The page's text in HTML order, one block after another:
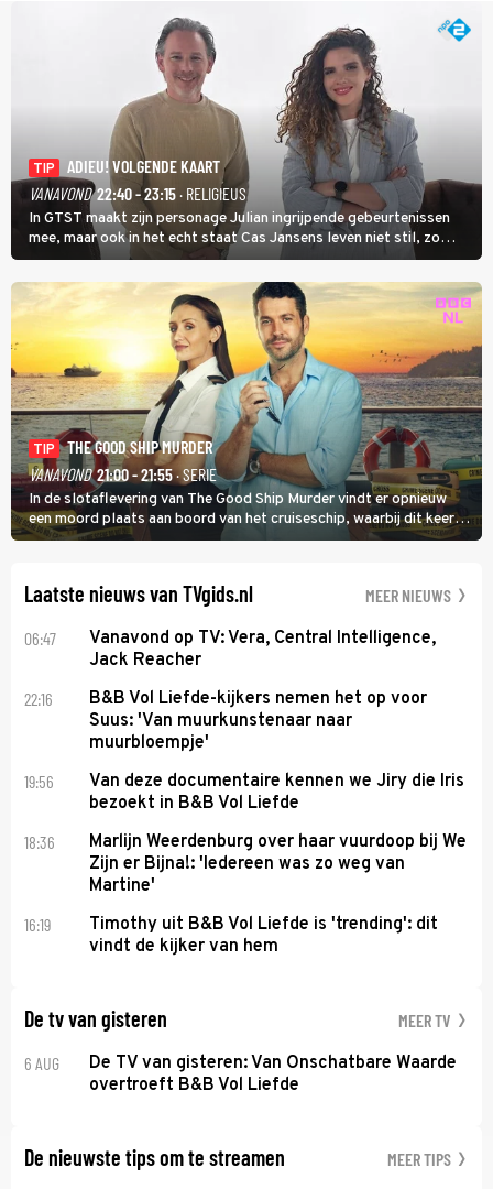
TIP
ADIEU! VOLGENDE KAART
VANAVOND 22:40 - 23:15· RELIGIEUS
In GTST maakt zijn personage Julian ingrijpende gebeurtenissen
mee, maar ook in het echt staat Cas Jansens leven niet stil, zo
vertelt hij in Adieu! Volgende Kaart.
TIP
THE GOOD SHIP MURDER
VANAVOND 21:00 - 21:55· SERIE
In de slotaflevering van The Good Ship Murder vindt er opnieuw
een moord plaats aan boord van het cruiseschip, waarbij dit keer
een bemanningslid het slachtoffer is en kapitein Marlowe de dader
Laatste nieuws van TVgids.nl MEER NIEUWS
06:47
Vanavond op TV: Vera, Central Intelligence,
Jack Reacher
22:16
B&B Vol Liefde-kijkers nemen het op voor
Suus: 'Van muurkunstenaar naar
muurbloempje'
19:56
Van deze documentaire kennen we Jiry die Iris
bezoekt in B&B Vol Liefde
18:36
Marlijn Weerdenburg over haar vuurdoop bij We
Zijn er Bijna!: 'Iedereen was zo weg van
Martine'
16:19
Timothy uit B&B Vol Liefde is 'trending': dit
vindt de kijker van hem
De tv van gisteren MEER TV
6 AUG
De TV van gisteren: Van Onschatbare Waarde
overtroeft B&B Vol Liefde
De nieuwste tips om te streamen MEER TIPS